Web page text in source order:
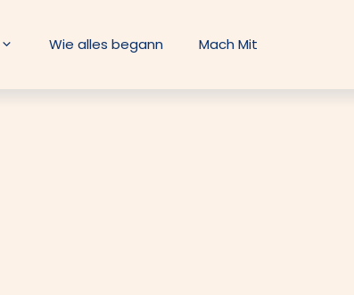
Wie alles begann Mach Mit